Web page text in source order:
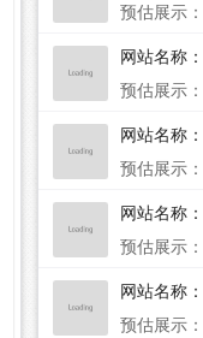
预估展示
网站名称：
预估展示
网站名称：
预估展示
网站名称：
预估展示
网站名称：
预估展示